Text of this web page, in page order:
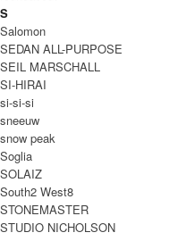
S
Salomon
SEDAN ALL-PURPOSE
SEIL MARSCHALL
SI-HIRAI
si-si-si
sneeuw
snow peak
Soglia
SOLAIZ
South2 West8
STONEMASTER
STUDIO NICHOLSON